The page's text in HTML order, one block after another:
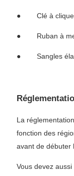
● Clé à
● Ruban à
● Sangles
La
fonction des
avant de débuter
Vous devez